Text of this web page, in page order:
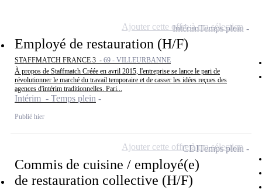
Employé de restauration (H/F)
STAFFMATCH FRANCE 3 - 69 - VILLEURBANNE
À propos de Staffmatch Créée en avril 2015, l'entreprise se lance le pari de
révolutionner le marché du travail temporaire et de casser les idées reçues des
agences d'intérim traditionnelles. Pari...
Intérim - Temps plein
Publié hier
IntérimTemps plein
Ajouter cette offre à ma sélection
Commis de cuisine / employé(e)
de restauration collective (H/F)
CDITemps plein
Ajouter cette offre à ma sélection